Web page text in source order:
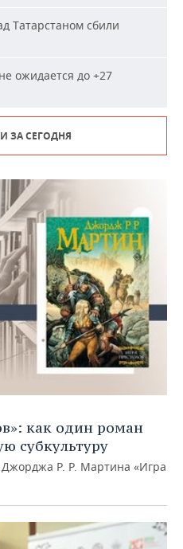
Татарстаном сбили
ожидается до +27
ЗА СЕГОДНЯ
как один роман
субкультуру
Р. Р. Мартина «Игра